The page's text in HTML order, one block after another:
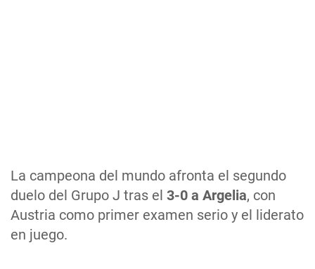
La campeona del mundo afronta el segundo
duelo del Grupo J tras el 3-0 a Argelia, con
Austria como primer examen serio y el liderato
en juego.